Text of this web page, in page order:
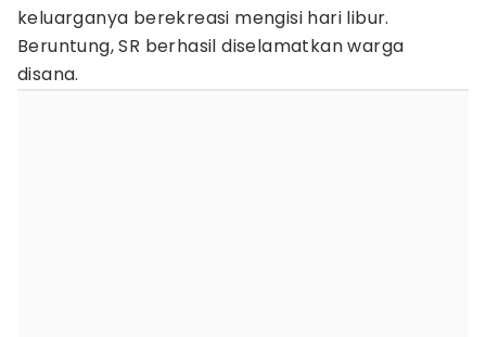
keluarganya berekreasi mengisi hari libur.
Beruntung, SR berhasil diselamatkan warga
disana.